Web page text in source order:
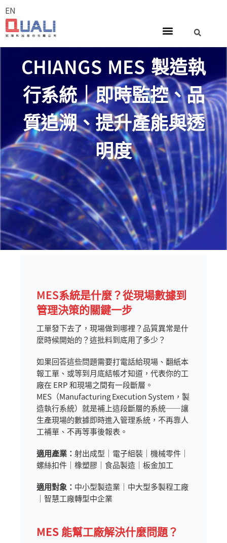
EN
CHIANGS MES 製造執
行系統｜即時監控、品
質追溯、提升產能與透
明度
MES系統是什麼？從現場數據到
管理決策的關鍵一步
工單發下去了，現場做到哪裡？品質異常是什
麼時候開始的？這批料到底用了多少？
如果回答這些問題需要打電話給現場、翻紙本
報工單、或等到月底結帳才知道，代表你的工
廠在 ERP 和現場之間有一段斷層。
MES（Manufacturing Execution System，製
造執行系統）就是補上這段斷層的系統——讓
生產現場的數據即時進入管理系統，不再靠人
工補單、不再等事後報表。
適用產業： 射出成型｜電子組裝｜機械零件｜
螺絲扣件｜橡塑膠｜食品製造｜板金加工
適用對象： 中小型製造業｜中大型多製程工廠
｜智慧工廠轉型中企業
MES 能幫工廠解決什麼問題？